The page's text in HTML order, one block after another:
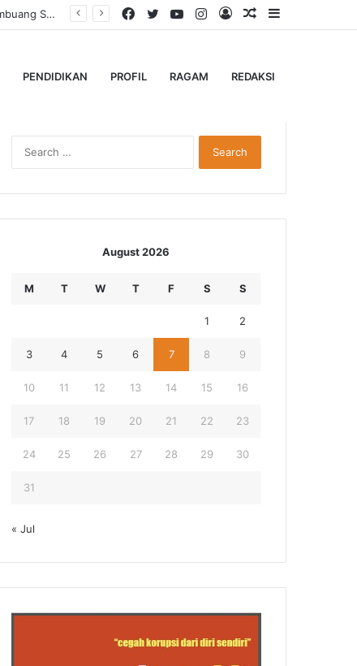
Dari Jalan Alternatif ke Santunan, Pengelola Jembatan Kedep Salurkan 320 Paket untuk Yatim dan Lansia Sidebar
Random
Log
Instagram
YouTube
Twitter
Facebook
PENDIDIKAN PROFIL RAGAM REDAKSI
August 2026
M T W T F S S
1 2
3 4 5 6 7 8 9
10 11 12 13 14 15 16
17 18 19 20 21 22 23
24 25 26 27 28 29 30
31
« Jul